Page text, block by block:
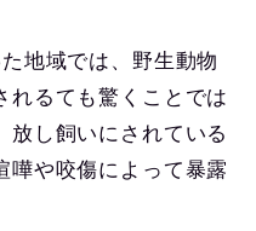
地域では、野生動物
れるても驚くことでは
放し飼いにされている
嘩や咬傷によって暴露